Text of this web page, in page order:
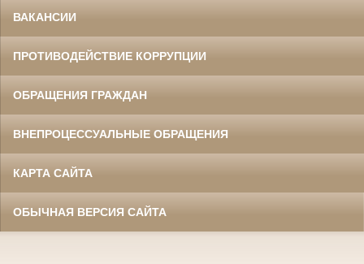
ВАКАНСИИ
ПРОТИВОДЕЙСТВИЕ КОРРУПЦИИ
ОБРАЩЕНИЯ ГРАЖДАН
ВНЕПРОЦЕССУАЛЬНЫЕ ОБРАЩЕНИЯ
КАРТА САЙТА
ОБЫЧНАЯ ВЕРСИЯ САЙТА